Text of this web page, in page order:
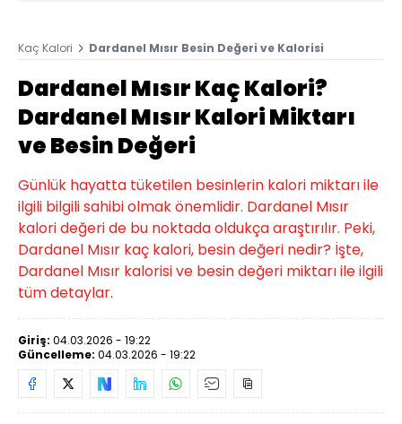
Kaç Kalori Dardanel Mısır Besin Değeri ve Kalorisi
Dardanel Mısır Kaç Kalori?
Dardanel Mısır Kalori Miktarı
ve Besin Değeri
Günlük hayatta tüketilen besinlerin kalori miktarı ile
ilgili bilgili sahibi olmak önemlidir. Dardanel Mısır
kalori değeri de bu noktada oldukça araştırılır. Peki,
Dardanel Mısır kaç kalori, besin değeri nedir? İşte,
Dardanel Mısır kalorisi ve besin değeri miktarı ile ilgili
tüm detaylar.
Giriş: 04.03.2026 - 19:22
Güncelleme: 04.03.2026 - 19:22